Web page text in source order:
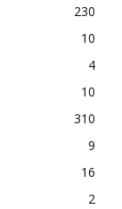
230
10
4
10
310
9
16
2